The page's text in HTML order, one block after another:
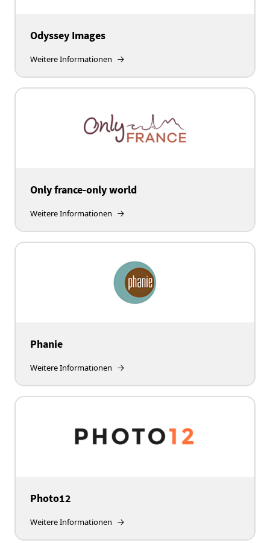
Odyssey Images
Weitere Informationen
Only france-only world
Weitere Informationen
Phanie
Weitere Informationen
Photo12
Weitere Informationen